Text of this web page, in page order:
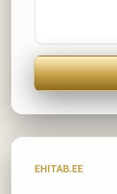
EHITAB.EE